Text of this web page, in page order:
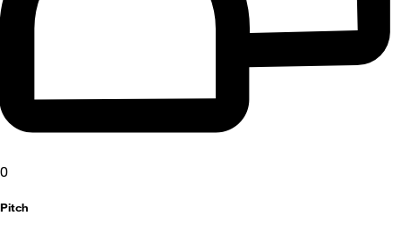
0
Pitch